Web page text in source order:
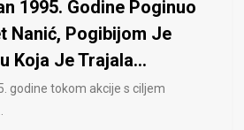
1995. Godine Poginuo
Nanić, Pogibijom Je
Koja Je Trajala...
godine tokom akcije s ciljem